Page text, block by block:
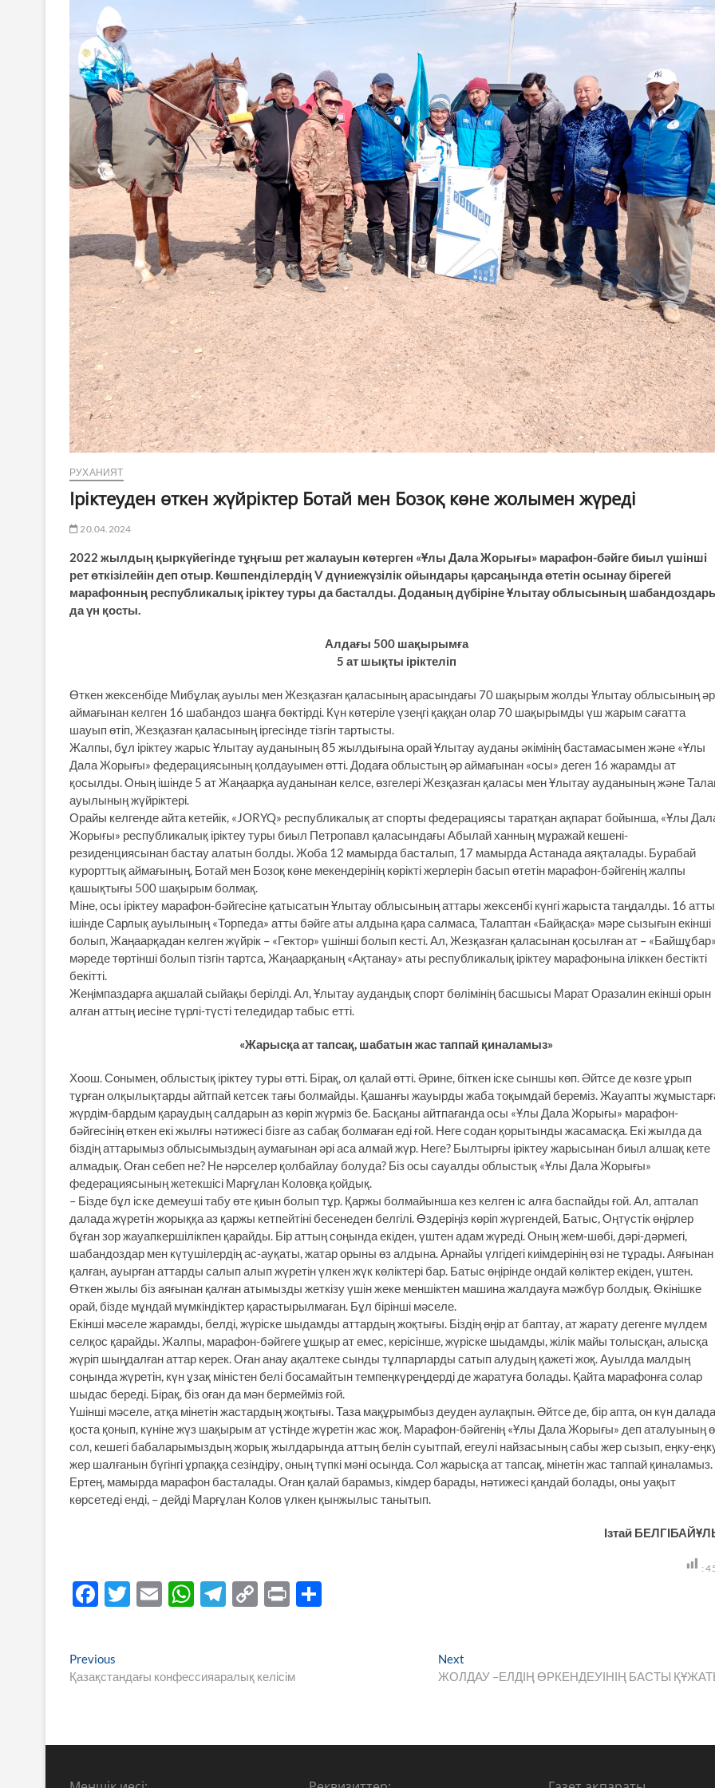
РУХАНИЯТ
Іріктеуден өткен жүйріктер Ботай мен Бозоқ көне жолымен жүреді
20.04.2024
2022 жылдың қыркүйегінде тұңғыш рет жалауын көтерген «Ұлы Дала Жорығы» марафон-бәйге биыл үшінші
рет өткізілейін деп отыр. Көшпенділердің V дүниежүзілік ойындары қарсаңында өтетін осынау бірегей
марафонның республикалық іріктеу туры да басталды. Доданың дүбіріне Ұлытау облысының
да үн қосты.
Алдағы 500 шақырымға
5 ат шықты іріктеліп
Өткен жексенбіде Мибұлақ ауылы мен Жезқазған қаласының арасындағы 70 шақырым жолды Ұлытау облысының әр
аймағынан келген 16 шабандоз шаңға бөктірді. Күн көтеріле үзеңгі қаққан олар 70 шақырымды үш жарым сағатта
шауып өтіп, Жезқазған қаласының іргесінде тізгін тартысты.
Жалпы, бұл іріктеу жарыс Ұлытау ауданының 85 жылдығына орай Ұлытау ауданы әкімінің бастамасымен және «Ұлы
Дала Жорығы» федерациясының қолдауымен өтті. Додаға облыстың әр аймағынан «осы» деген 16 жарамды ат
қосылды. Оның ішінде 5 ат Жаңаарқа ауданынан келсе, өзгелері Жезқазған қаласы мен Ұлытау ауданының және
ауылының жүйріктері.
Орайы келгенде айта кетейік, «JORYQ» республикалық ат спорты федерациясы таратқан ақпарат бойынша, «Ұлы
Жорығы» республикалық іріктеу туры биыл Петропавл қаласындағы Абылай ханның мұражай кешені-
резиденциясынан бастау алатын болды. Жоба 12 мамырда басталып, 17 мамырда Астанада аяқталады. Бурабай
курорттық аймағының, Ботай мен Бозоқ көне мекендерінің көрікті жерлерін басып өтетін марафон-бәйгенің жалпы
қашықтығы 500 шақырым болмақ.
Міне, осы іріктеу марафон-бәйгесіне қатысатын Ұлытау облысының аттары жексенбі күнгі жарыста таңдалды. 16
ішінде Сарлық ауылының «Торпеда» атты бәйге аты алдына қара салмаса, Талаптан «Байқасқа» мәре сызығын екінші
болып, Жаңаарқадан келген жүйрік – «Гектор» үшінші болып кесті. Ал, Жезқазған қаласынан қосылған ат –
мәреде төртінші болып тізгін тартса, Жаңаарқаның «Ақтанау» аты республикалық іріктеу марафонына іліккен бестікті
бекітті.
Жеңімпаздарға ақшалай сыйақы берілді. Ал, Ұлытау аудандық спорт бөлімінің басшысы Марат Оразалин екінші орын
алған аттың иесіне түрлі-түсті теледидар табыс етті.
«Жарысқа ат тапсақ, шабатын жас таппай қиналамыз»
Хоош. Сонымен, облыстық іріктеу туры өтті. Бірақ, ол қалай өтті. Әрине, біткен іске сыншы көп. Әйтсе де көзге ұрып
тұрған олқылықтарды айтпай кетсек тағы болмайды. Қашанғы жауырды жаба тоқымдай береміз. Жауапты
жүрдім-бардым қараудың салдарын аз көріп жүрміз бе. Басқаны айтпағанда осы «Ұлы Дала Жорығы» марафон-
бәйгесінің өткен екі жылғы нәтижесі бізге аз сабақ болмаған еді ғой. Неге содан қорытынды жасамасқа. Екі жылда да
біздің аттарымыз облысымыздың аумағынан әрі аса алмай жүр. Неге? Былтырғы іріктеу жарысынан биыл алшақ кете
алмадық. Оған себеп не? Не нәрселер қолбайлау болуда? Біз осы сауалды облыстық «Ұлы Дала Жорығы»
федерациясының жетекшісі Марғұлан Коловқа қойдық.
– Бізде бұл іске демеуші табу өте қиын болып тұр. Қаржы болмайынша кез келген іс алға баспайды ғой. Ал, апталап
далада жүретін жорыққа аз қаржы кетпейтіні бесенеден белгілі. Өздеріңіз көріп жүргендей, Батыс, Оңтүстік өңірлер
бұған зор жауапкершілікпен қарайды. Бір аттың соңында екіден, үштен адам жүреді. Оның жем-шөбі, дәрі-дәрмегі,
шабандоздар мен күтушілердің ас-ауқаты, жатар орыны өз алдына. Арнайы үлгідегі киімдерінің өзі не тұрады. Аяғынан
қалған, ауырған аттарды салып алып жүретін үлкен жүк көліктері бар. Батыс өңірінде ондай көліктер екіден, үштен.
Өткен жылы біз аяғынан қалған атымызды жеткізу үшін жеке меншіктен машина жалдауға мәжбүр болдық. Өкінішке
орай, бізде мұндай мүмкіндіктер қарастырылмаған. Бұл бірінші мәселе.
Екінші мәселе жарамды, белді, жүріске шыдамды аттардың жоқтығы. Біздің өңір ат баптау, ат жарату дегенге мүлдем
селқос қарайды. Жалпы, марафон-бәйгеге ұшқыр ат емес, керісінше, жүріске шыдамды, жілік майы толысқан, алысқа
жүріп шыңдалған аттар керек. Оған анау ақалтеке сынды тұлпарларды сатып алудың қажеті жоқ. Ауылда малдың
соңында жүретін, күн ұзақ міністен белі босамайтын темпеңкүреңдерді де жаратуға болады. Қайта марафонға солар
шыдас береді. Бірақ, біз оған да мән бермейміз ғой.
Үшінші мәселе, атқа мінетін жастардың жоқтығы. Таза мақұрымбыз деуден аулақпын. Әйтсе де, бір апта, он күн
қоста қонып, күніне жүз шақырым ат үстінде жүретін жас жоқ. Марафон-бәйгенің «Ұлы Дала Жорығы» деп аталуының
сол, кешегі бабаларымыздың жорық жылдарында аттың белін суытпай, егеулі найзасының сабы жер сызып, еңку-
жер шалғанын бүгінгі ұрпаққа сезіндіру, оның түпкі мәні осында. Сол жарысқа ат тапсақ, мінетін жас таппай қиналамыз.
Ертең, мамырда марафон басталады. Оған қалай барамыз, кімдер барады, нәтижесі қандай болады, оны уақыт
көрсетеді енді, – дейді Марғұлан Колов үлкен қынжылыс танытып.
Ізтай
:
F
b
k
T
er
E
W
s
p
T
gr
C
y
k
P
Навигация
по
Previous
post:
Қазақстандағы конфессияаралық келісім
Next
post:
ЖОЛДАУ –ЕЛДІҢ ӨРКЕНДЕУІНІҢ БАСТЫ